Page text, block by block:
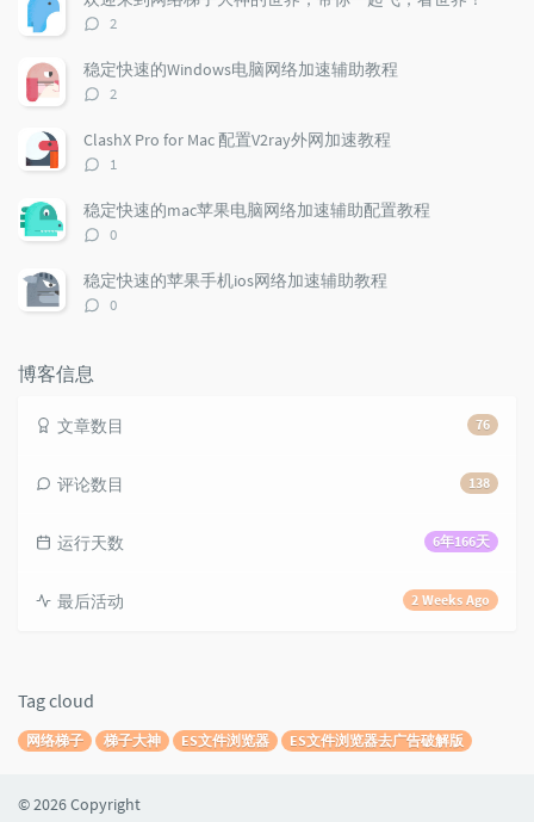
l
a
r
a
r
t
i
l
e
s
c
o
m
t
o
评
数：
2
稳定快速的Windows电脑网络加速辅助教程
评
数：
2
ClashX Pro for Mac 配置V2ray外网加速教程
评
数：
1
稳定快速的mac苹果电脑网络加速辅助配置教程
评
数：
0
稳定快速的苹果手机ios网络加速辅助教程
评
0
博客信息
76
文章数目
138
评论数目
6年166天
运行天数
2 Weeks Ago
最后活动
Tag cloud
网络梯子 梯子大神 ES文件浏览器 ES文件浏览器去广告破解版
© 2026 Copyright